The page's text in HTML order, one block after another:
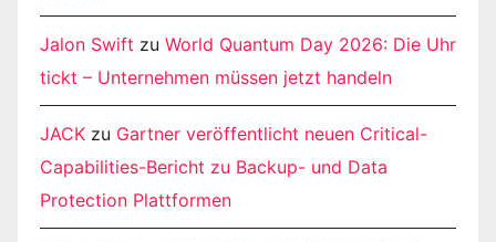
Jalon Swift zu World Quantum Day 2026: Die Uhr
tickt – Unternehmen müssen jetzt handeln
JACK zu Gartner veröffentlicht neuen Critical-
Capabilities-Bericht zu Backup- und Data
Protection Plattformen